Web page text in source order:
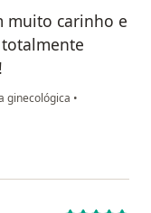
muito carinho e
ginecológica •